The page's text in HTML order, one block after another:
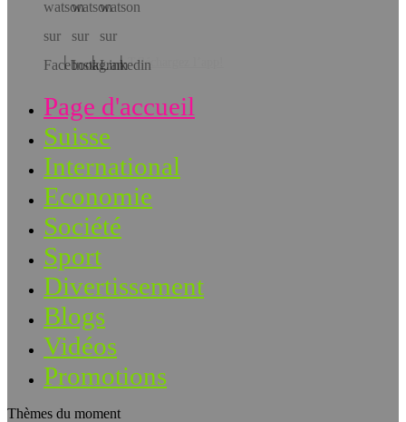
Téléchargez l’app!
Page d'accueil
Suisse
International
Economie
Société
Sport
Divertissement
Blogs
Vidéos
Promotions
Thèmes du moment